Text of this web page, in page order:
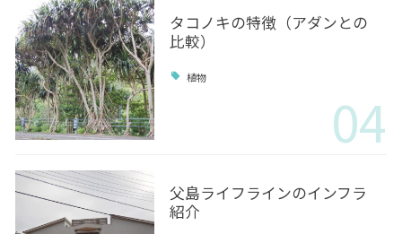
タコノキの特徴（アダンとの
比較）
植物
04
父島ライフラインのインフラ
紹介